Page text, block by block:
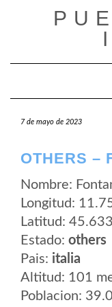
7 de mayo de 2023
OTHERS –
Nombre:
Longitud:
Latitud:
Estado: others
Pais: italia
Altitud: 101
Poblacion: